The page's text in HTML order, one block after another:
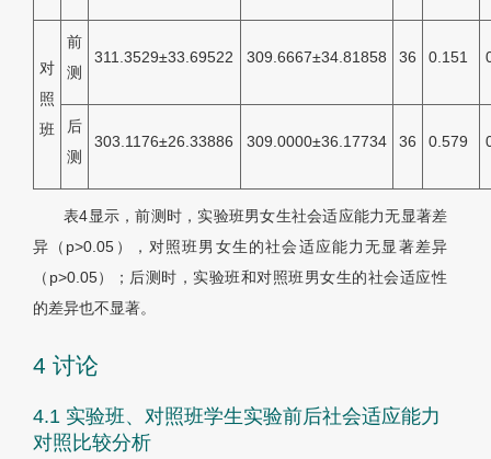
对
照
班
前
测
311.3529±33.69522 309.6667±34.81858 36 0.151
后
测
303.1176±26.33886 309.0000±36.17734 36 0.579
表4显示，前测时，实验班男女生社会适应能力无显著差
异（p>0.05），对照班男女生的社会适应能力无显著差异
（p>0.05）；后测时，实验班和对照班男女生的社会适应性
的差异也不显著。
4 讨论
4.1 实验班、对照班学生实验前后社会适应能力
对照比较分析